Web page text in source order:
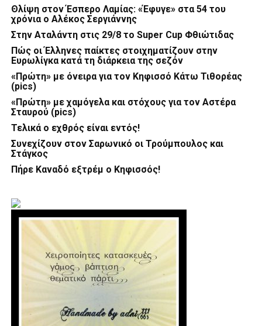
Θλίψη στον Έσπερο Λαμίας: «Έφυγε» στα 54 του
χρόνια ο Αλέκος Σεργιάννης
Στην Αταλάντη στις 29/8 το Super Cup Φθιώτιδας
Πώς οι Έλληνες παίκτες στοιχηματίζουν στην
Ευρωλίγκα κατά τη διάρκεια της σεζόν
«Πρώτη» με όνειρα για τον Κηφισσό Κάτω Τιθορέας
(pics)
«Πρώτη» με χαμόγελα και στόχους για τον Αστέρα
Σταυρού (pics)
Τελικά ο εχθρός είναι εντός!
Συνεχίζουν στον Σαρωνικό οι Τρούμπουλος και
Στάγκος
Πήρε Καναδό εξτρέμ ο Κηφισσός!